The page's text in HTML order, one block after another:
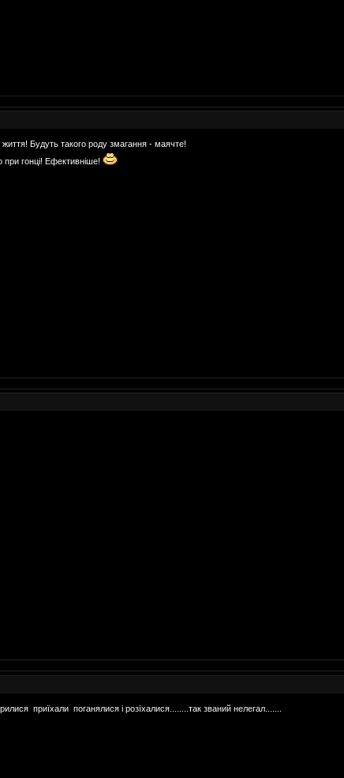
Будуть такого роду змагання - маячте!
при гонці! Ефективніше!
приїхали поганялися і розїхалися........так званий нелегал.......